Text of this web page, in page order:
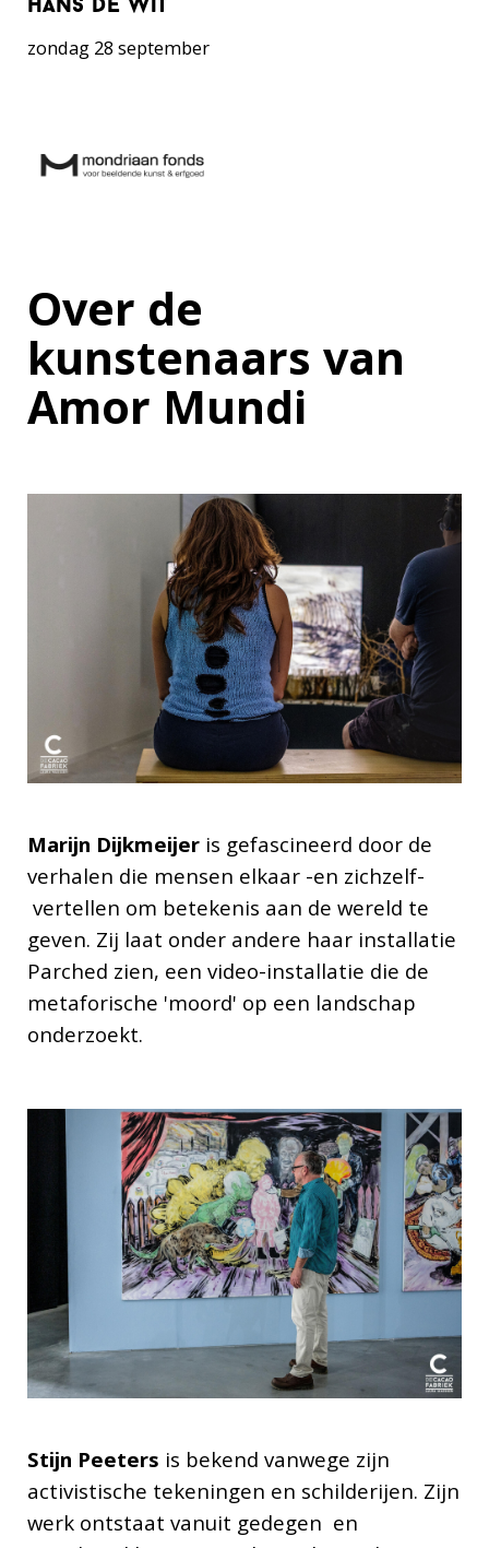
hans de wit
zondag 28 september
Over de
kunstenaars van
Amor Mundi
Marijn Dijkmeijer is gefascineerd door de
verhalen die mensen elkaar -en zichzelf-
vertellen om betekenis aan de wereld te
geven. Zij laat onder andere haar installatie
Parched zien, een video-installatie die de
metaforische 'moord' op een landschap
onderzoekt.
Stijn Peeters is bekend vanwege zijn
activistische tekeningen en schilderijen. Zijn
werk ontstaat vanuit gedegen en